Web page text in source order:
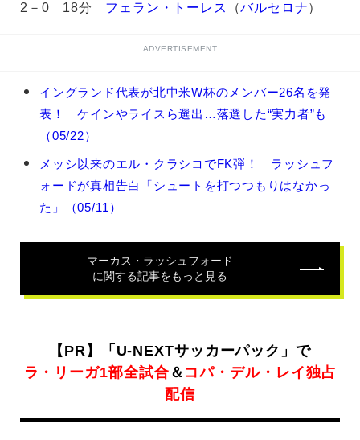
2－0 18分 フェラン・トーレス （バルセロナ）
ADVERTISEMENT
マ
ス・
ッ
関
イングランド代表が北中米W杯のメンバー26名を発
表！ ケインやライスら選出…落選した“実力者”も
（05/22）
メッシ以来のエル・クラシコでFK弾！ ラッシュフ
ォードが真相告白「シュートを打つつもりはなかっ
た」（05/11）
マーカス・ラッシュフォード
に関する記事をもっと見る
【PR】「U-NEXTサッカーパック」で
ラ・リーガ1部全試合 ＆ コパ・デル・レイ独占
配信